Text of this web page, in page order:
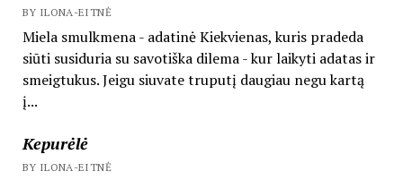
BY ILONA-EITNĖ
Miela smulkmena - adatinė Kiekvienas, kuris pradeda
siūti susiduria su savotiška dilema - kur laikyti adatas ir
smeigtukus. Jeigu siuvate truputį daugiau negu kartą
į...
Kepurėlė
BY ILONA-EITNĖ